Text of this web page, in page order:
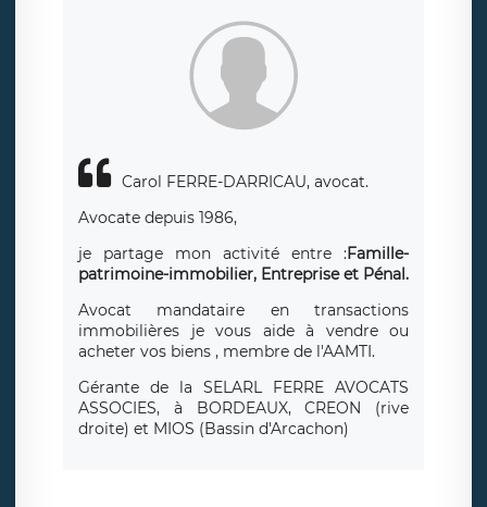
Carol FERRE-DARRICAU, avocat.
Avocate depuis 1986,
je partage mon activité entre :Famille-
patrimoine-immobilier, Entreprise et Pénal.
Avocat mandataire en transactions
immobilières je vous aide à vendre ou
acheter vos biens , membre de l'AAMTI.
Gérante de la SELARL FERRE AVOCATS
ASSOCIES, à BORDEAUX, CREON (rive
droite) et MIOS (Bassin d'Arcachon)